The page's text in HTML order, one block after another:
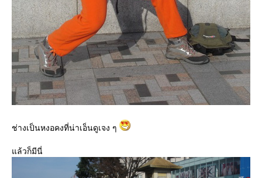
ช่างเป็นหงอคงที่น่าเอ็นดูเจง ๆ
ล้วก็มีนี่